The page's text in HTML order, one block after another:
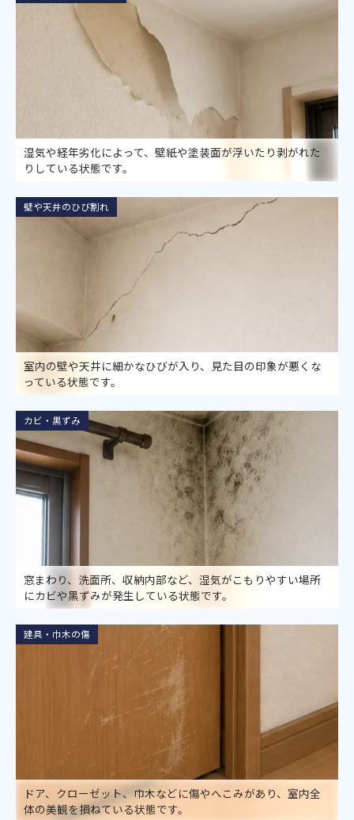
湿気や経年劣化によって、壁紙や塗装面が浮いたり剥がれた
りしている状態です。
壁や天井のひび割れ
室内の壁や天井に細かなひびが入り、見た目の印象が悪くな
っている状態です。
カビ・黒ずみ
窓まわり、洗面所、収納内部など、湿気がこもりやすい場所
にカビや黒ずみが発生している状態です。
建具・巾木の傷
ドア、クローゼット、巾木などに傷やへこみがあり、室内全
体の美観を損ねている状態です。